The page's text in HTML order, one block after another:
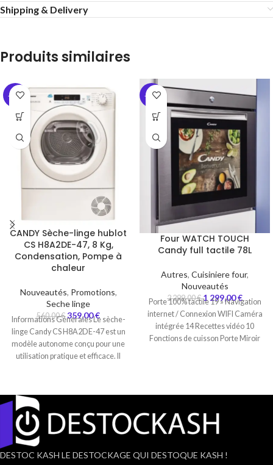
Shipping & Delivery
Produits similaires
-36%
CANDY Sèche-linge hublot
CS H8A2DE-47, 8 Kg,
Condensation, Pompe à
chaleur
Nouveautés, Promotions,
Seche linge
560,00€ 359,00€
Informations Générales Le sèche-
linge Candy CS H8A2DE-47 est un
modèle autonome conçu pour une
utilisation pratique et efficace. Il
-43%
Four WATCH TOUCH
Candy full tactile 78L
Autres, Cuisiniere four,
Nouveautés
2 299,00€ 1 299,00€
Porte 100% tactile 19 » Navigation
internet / Connexion WIFI Caméra
intégrée 14 Recettes vidéo 10
Fonctions de cuisson Porte Miroir
DESTOC KASH LE DESTOCKAGE QUI DESTOQUE KASH !